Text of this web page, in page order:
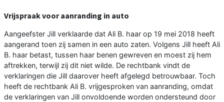
Vrijspraak voor aanranding in auto
Aangeefster Jill verklaarde dat Ali B. haar op 19 mei 2018 heeft
aangerand toen zij samen in een auto zaten. Volgens Jill heeft Ali
B. haar betast, tussen haar benen gewreven en moest zij hem
aftrekken, terwijl zij dit niet wilde. De rechtbank vindt de
verklaringen die Jill daarover heeft afgelegd betrouwbaar. Toch
heeft de rechtbank Ali B. vrijgesproken van aanranding, omdat
de verklaringen van Jill onvoldoende worden ondersteund door